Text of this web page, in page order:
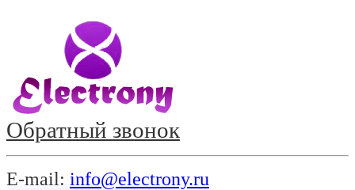
Обратный звонок
E-mail: info@electrony.ru